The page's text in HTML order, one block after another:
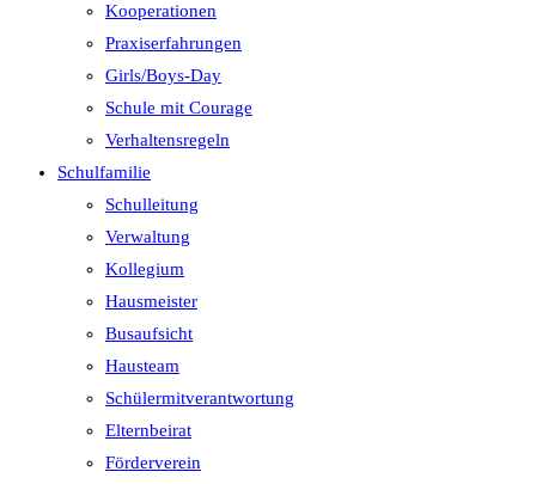
Kooperationen
Praxiserfahrungen
Girls/Boys-Day
Schule mit Courage
Verhaltensregeln
Schulfamilie
Schulleitung
Verwaltung
Kollegium
Hausmeister
Busaufsicht
Hausteam
Schülermitverantwortung
Elternbeirat
Förderverein